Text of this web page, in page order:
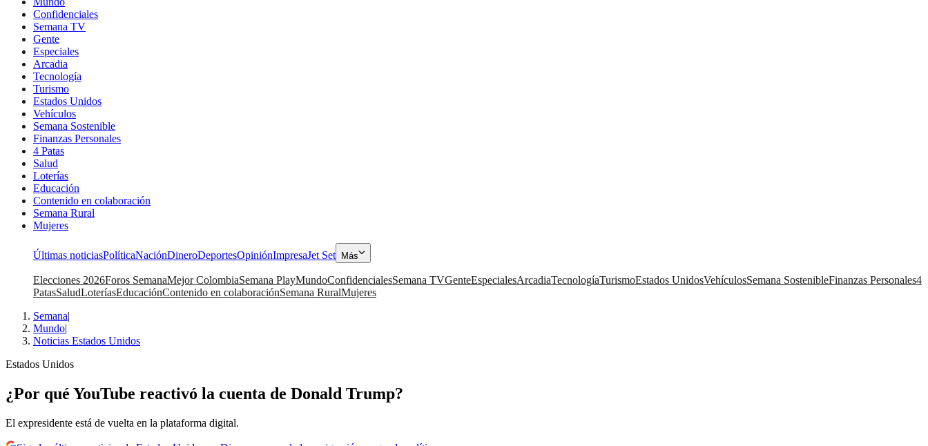
Confidenciales
Semana TV
Gente
Especiales
Arcadia
Tecnología
Turismo
Estados Unidos
Vehículos
Semana Sostenible
Finanzas Personales
4 Patas
Salud
Loterías
Educación
Contenido en colaboración
Semana Rural
Mujeres
Últimas noticiasPolíticaNaciónDineroDeportesOpiniónImpresaJet Set Más
Elecciones 2026Foros SemanaMejor ColombiaSemana PlayMundoConfidencialesSemana TVGenteEspecialesArcadiaTecnologíaTurismoEstados UnidosVehículosSemana SostenibleFinanzas Personales4
PatasSaludLoteríasEducaciónContenido en colaboraciónSemana RuralMujeres
Semana|
Mundo|
Noticias Estados Unidos
Estados Unidos
¿Por qué YouTube reactivó la cuenta de Donald Trump?
El expresidente está de vuelta en la plataforma digital.